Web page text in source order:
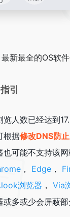
新最全的OS软
引
览人数已经达到
根据修改DNS防
也可能不支持该
， Edge ，
浏览器 ， Via
或多或少会屏蔽